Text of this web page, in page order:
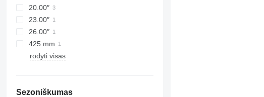
20.00″
23.00″
26.00″
425 mm
rodyti visas
Sezoniškumas